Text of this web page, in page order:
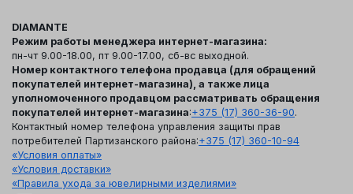
DIAMANTE
Режим работы менеджера интернет-магазина:
пн-чт 9.00-18.00, пт 9.00-17.00, сб-вс выходной.
Номер контактного телефона продавца (для обращений
покупателей интернет-магазина), а также лица
уполномоченного продавцом рассматривать обращения
покупателей интернет-магазина:+375 (17) 360-36-90.
Контактный номер телефона управления защиты прав
потребителей Партизанского района:+375 (17) 360-10-94
«Условия оплаты»
«Условия доставки»
«Правила ухода за ювелирными изделиями»